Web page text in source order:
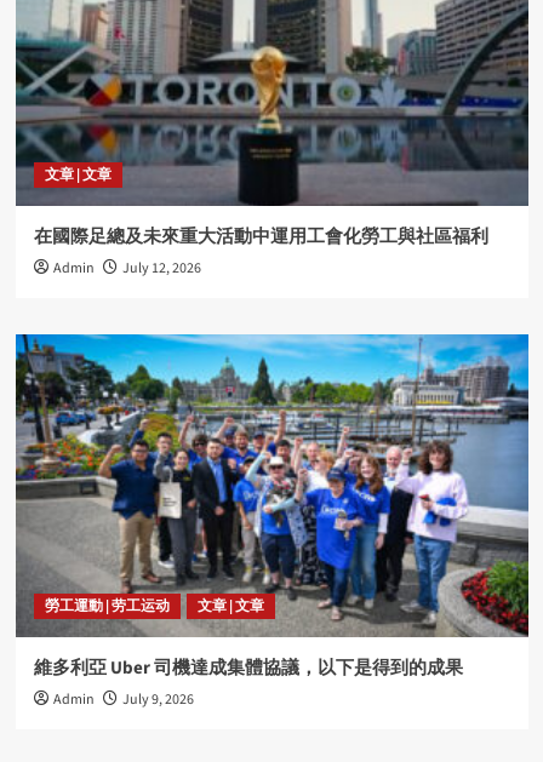
文章 | 文章
在國際足總及未來重大活動中運用工會化勞工與社區福利
Admin July 12, 2026
勞工運動 | 劳工运动 文章 | 文章
維多利亞 Uber 司機達成集體協議，以下是得到的成果
Admin July 9, 2026